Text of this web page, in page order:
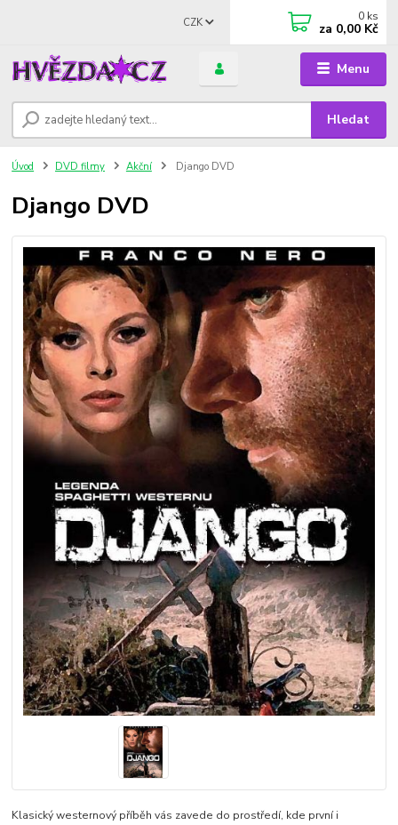
Menu
CZK
Hledat
0 ks
za 0,00 Kč
Úvod DVD filmy Akční Django DVD
Django DVD
Klasický westernový příběh vás zavede do prostředí, kde první i